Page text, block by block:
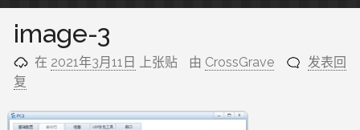
image-3
在 2021年3月11日 上张贴 由 CrossGrave
发表回
复